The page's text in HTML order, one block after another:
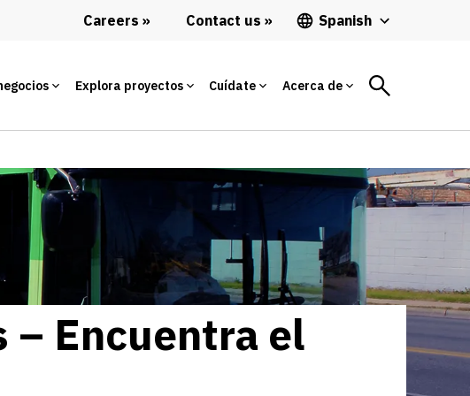
Careers Contact us Spanish
Explora proyectos Cuídate Acerca de
– Encuentra el